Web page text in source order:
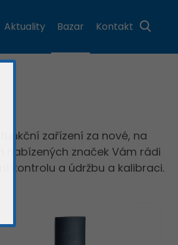
Aktuality Bazar Kontakt
zařízení za nové, na
značek Vám rádi
kontrolu a údržbu a kalibraci.